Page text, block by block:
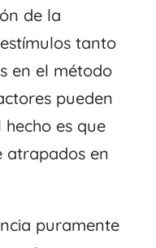
de la
tanto
en el método
pueden
es que
atrapados en
puramente